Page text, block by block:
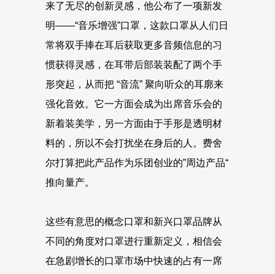
来了无尽的创新灵感，他公布了一项新发
明——“音乐增强”口罩，这款口罩从人们日
常将双手捧在耳后获取更多音频信息的习
惯获得灵感，在耳带后部装装配了两个手
形突起，从而把 “音流” 聚向听众的耳廓来
强化音效。它一方面会成为出席音乐会的
新着装美学，另一方面由于手形是透明材
料的，所以不会打扰坐在身后的人。费舍
尔打算把此产品作为乐团创业的”周边产品“
推向量产。
这些有意思的概念口罩和新兴口罩品牌从
不同的角度对口罩进行重新定义，相信会
在急剧增长的口罩市场中快速的占有一席